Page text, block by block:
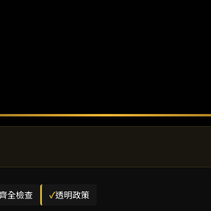
全檢查 ✓透明政策